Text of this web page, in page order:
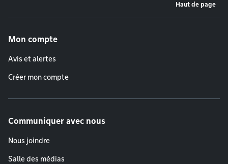
Haut de page
Mon compte
Avis et alertes
Créer mon compte
Communiquer avec nous
Nous joindre
Salle des médias